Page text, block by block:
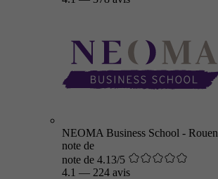
NEOMA Business School - Rouen
note de
note de 4.13/5
4.1 — 224 avis